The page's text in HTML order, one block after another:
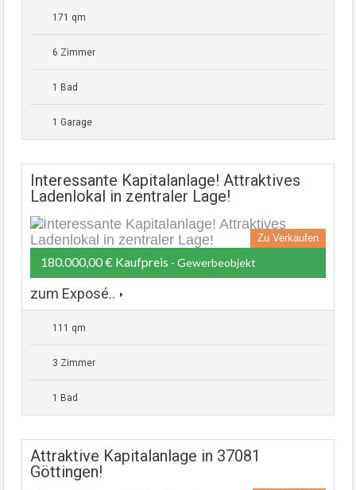
171 qm
6 Zimmer
1 Bad
1 Garage
Interessante Kapitalanlage! Attraktives
Ladenlokal in zentraler Lage!
Zu Verkaufen
180.000,00 € Kaufpreis - Gewerbeobjekt
zum Exposé..
111 qm
3 Zimmer
1 Bad
Attraktive Kapitalanlage in 37081
Göttingen!